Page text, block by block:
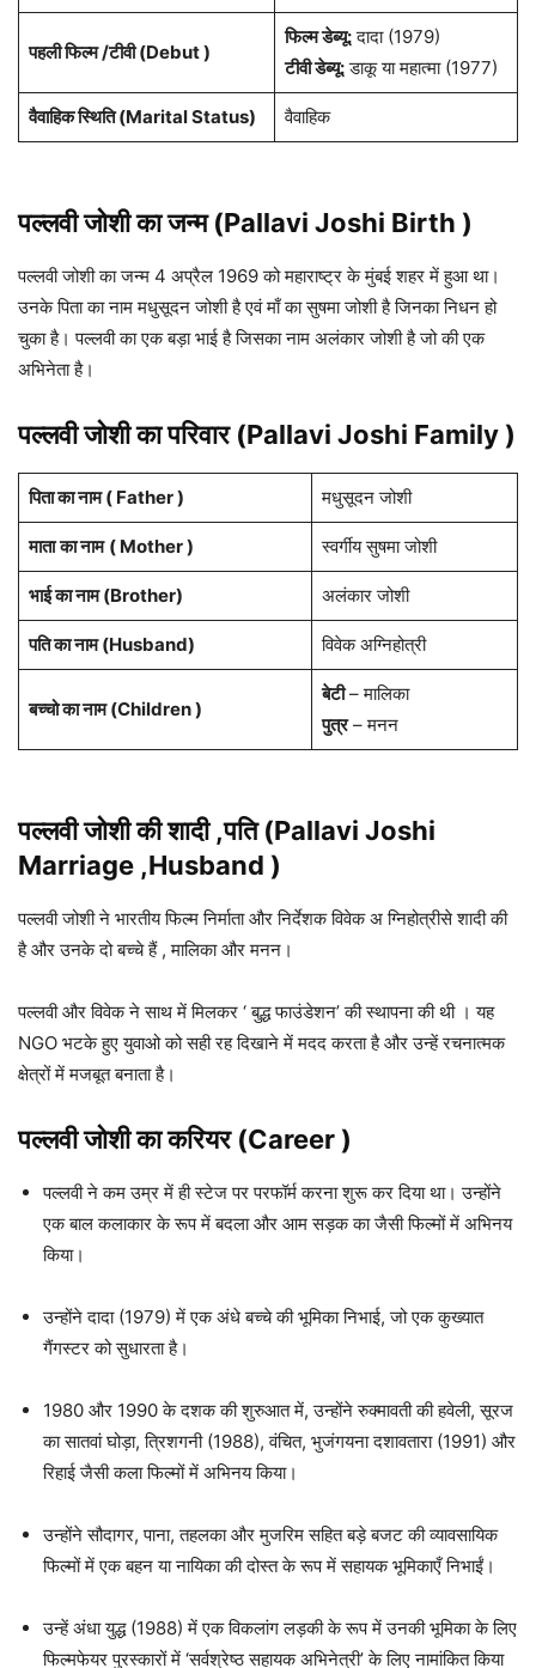
पहली फिल्म /टीवी (Debut )
फिल्म डेब्यू:दादा (1979)
टीवी डेब्यू:डाकू या महात्मा (1977)
वैवाहिक स्थिति (Marital Status) वैवाहिक
पल्लवी जोशी का जन्म (Pallavi Joshi Birth )
पल्लवी जोशी का जन्म 4 अप्रैल 1969 को महाराष्ट्र के मुंबई शहर में हुआ था।
उनके पिता का नाम मधुसूदन जोशी है एवं माँ का सुषमा जोशी है जिनका निधन हो
चुका है। पल्लवी का एक बड़ा भाई है जिसका नाम अलंकार जोशी है जो की एक
अभिनेता है।
पल्लवी जोशी का परिवार (Pallavi Joshi Family )
पिता का नाम ( Father ) मधुसूदन जोशी
माता का नाम ( Mother ) स्वर्गीय सुषमा जोशी
भाईका नाम (Brother) अलंकार जोशी
पति का नाम (Husband) विवेक अग्निहोत्री
बच्चो का नाम (Children )
बेटी– मालिका
पुत्र– मनन
पल्लवी जोशीकी शादी ,पति (Pallavi Joshi
Marriage ,Husband )
पल्लवी जोशी ने भारतीय फिल्म निर्माता और निर्देशक विवेक अ ग्निहोत्रीसे शादी की
है और उनके दो बच्चे हैं , मालिका और मनन।
पल्लवी और विवेक ने साथ में मिलकर ‘ बुद्ध फाउंडेशन’ की स्थापना की थी । यह
NGO भटके हुए युवाओ को सही रह दिखाने में मदद करता है और उन्हें रचनात्मक
क्षेत्रों में मजबूत बनाता है।
पल्लवी जोशी का करियर (Career )
पल्लवी ने कम उम्र में ही स्टेज पर परफॉर्म करना शुरू कर दिया था। उन्होंने
एक बाल कलाकार के रूप में बदला और आम सड़क का जैसी फिल्मों में अभिनय
किया।
उन्होंने दादा (1979) में एक अंधे बच्चे की भूमिका निभाई, जो एक कुख्यात
गैंगस्टर को सुधारता है।
1980 और 1990 के दशक की शुरुआत में, उन्होंने रुक्मावती की हवेली, सूरज
का सातवां घोड़ा, त्रिशगनी (1988), वंचित, भुजंगयना दशावतारा (1991) और
रिहाई जैसी कला फिल्मों में अभिनय किया।
उन्होंने सौदागर, पाना, तहलका और मुजरिम सहित बड़े बजट की व्यावसायिक
फिल्मों में एक बहन या नायिका की दोस्त के रूप में सहायक भूमिकाएँ निभाईं।
उन्हें अंधा युद्ध (1988) में एक विकलांग लड़की के रूप में उनकी भूमिका के लिए
फिल्मफेयर पुरस्कारों में ‘सर्वश्रेष्ठ सहायक अभिनेत्री’ के लिए नामांकित किया